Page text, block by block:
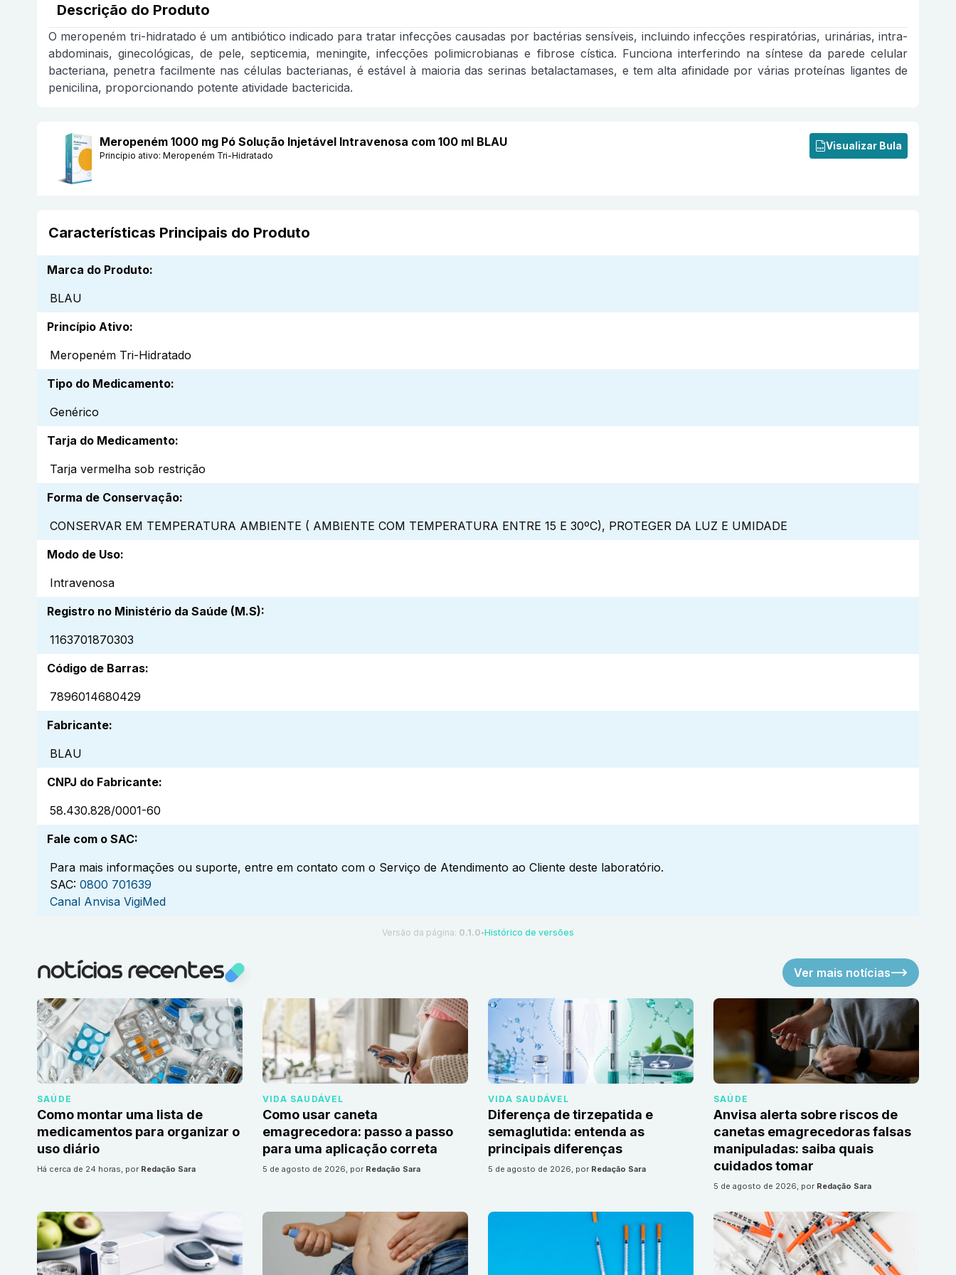
Descrição do Produto
O meropeném tri-hidratado é um antibiótico indicado para tratar infecções causadas por bactérias sensíveis, incluindo infecções respiratórias, urinárias, intra-
abdominais, ginecológicas, de pele, septicemia, meningite, infecções polimicrobianas e fibrose cística. Funciona interferindo na síntese da parede celular
bacteriana, penetra facilmente nas células bacterianas, é estável à maioria das serinas betalactamases, e tem alta afinidade por várias proteínas ligantes de
penicilina, proporcionando potente atividade bactericida.
Meropeném 1000 mg Pó Solução Injetável Intravenosa com 100 ml BLAU
Princípio ativo: Meropeném Tri-Hidratado
Visualizar Bula
Características Principais do Produto
Marca do Produto:
BLAU
Princípio Ativo:
Meropeném Tri-Hidratado
Tipo do Medicamento:
Genérico
Tarja do Medicamento:
Tarja vermelha sob restrição
Forma de Conservação:
CONSERVAR EM TEMPERATURA AMBIENTE ( AMBIENTE COM TEMPERATURA ENTRE 15 E 30ºC), PROTEGER DA LUZ E UMIDADE
Modo de Uso:
Intravenosa
Registro no Ministério da Saúde (M.S):
1163701870303
Código de Barras:
7896014680429
Fabricante:
BLAU
CNPJ do Fabricante:
58.430.828/0001-60
Fale com o SAC:
Para mais informações ou suporte, entre em contato com o Serviço de Atendimento ao Cliente deste laboratório.
SAC: 0800 701639
Canal Anvisa VigiMed
Versão da página: 0.1.0 ●Histórico de versões
notícias recentes Ver mais notícias
SAÚDE
Como montar uma lista de
medicamentos para organizar o
uso diário
há cerca de 24 horas, por Redação Sara
VIDA SAUDÁVEL
Como usar caneta
emagrecedora: passo a passo
para uma aplicação correta
5 de agosto de 2026, por Redação Sara
VIDA SAUDÁVEL
Diferença de tirzepatida e
semaglutida: entenda as
principais diferenças
5 de agosto de 2026, por Redação Sara
SAÚDE
Anvisa alerta sobre riscos de
canetas emagrecedoras falsas
manipuladas: saiba quais
cuidados tomar
5 de agosto de 2026, por Redação Sara